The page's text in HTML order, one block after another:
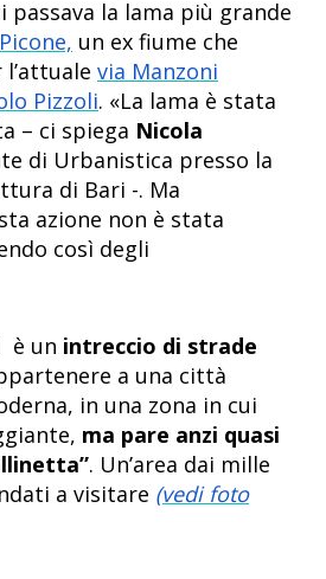
passava la lama più grande
un ex fiume che
via Manzoni
Pizzoli. «La lama è stata
– ci spiega Nicola
di Urbanistica presso la
di Bari -. Ma
azione non è stata
così degli
è un intreccio di strade
a una città
in una zona in cui
ma pare anzi quasi
. Un’area dai mille
a visitare (vedi foto